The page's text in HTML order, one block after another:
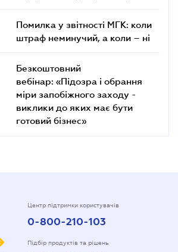
Помилка у звітності МГК: коли
штраф неминучий, а коли – ні
Безкоштовний
вебінар: «Підозра і обрання
міри запобіжного заходу -
виклики до яких має бути
готовий бізнес»
Центр підтримки користувачів
0-800-210-103
Підбір продуктів та рішень